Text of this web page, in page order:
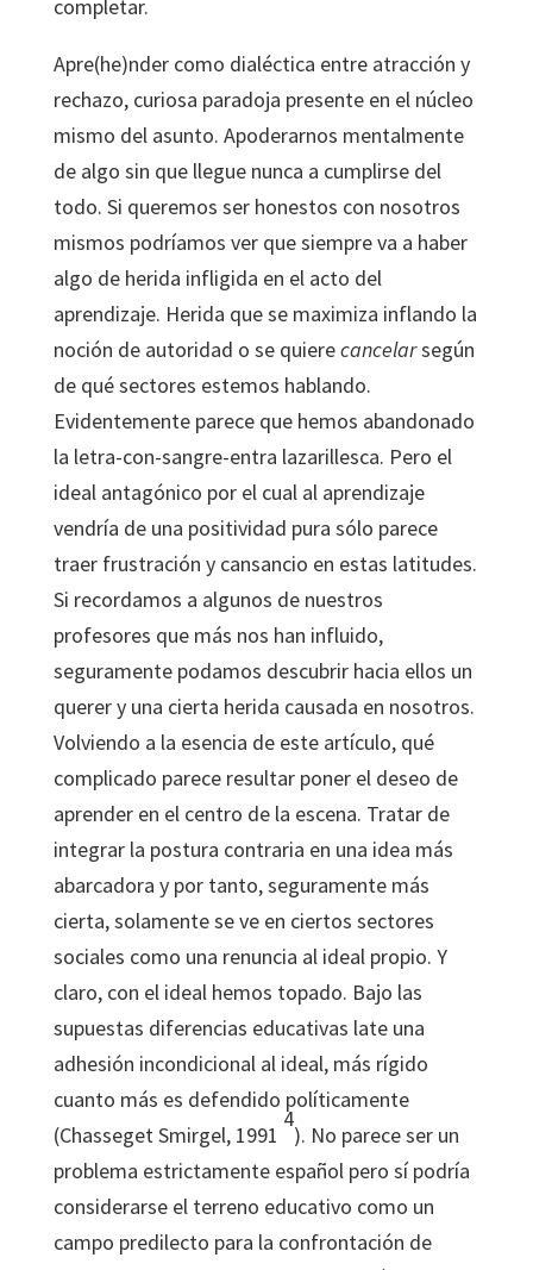
completar.
Apre(he)nder como dialéctica entre atracción y
rechazo, curiosa paradoja presente en el núcleo
mismo del asunto. Apoderarnos mentalmente
de algo sin que llegue nunca a cumplirse del
todo. Si queremos ser honestos con nosotros
mismos podríamos ver que siempre va a haber
algo de herida infligida en el acto del
aprendizaje. Herida que se maximiza inflando la
noción de autoridad o se quierecancelarsegún
de qué sectores estemos hablando.
Evidentemente parece que hemos abandonado
la letra-con-sangre-entra lazarillesca. Pero el
ideal antagónico por el cual al aprendizaje
vendría de una positividad pura sólo parece
traer frustración y cansancio en estas latitudes.
Si recordamos a algunos de nuestros
profesores que más nos han influido,
seguramente podamos descubrir hacia ellos un
querer y una cierta herida causada en nosotros.
Volviendo a la esencia de este artículo, qué
complicado parece resultar poner el deseo de
aprender en el centro de la escena. Tratar de
integrar la postura contraria en una idea más
abarcadora y por tanto, seguramente más
cierta, solamente se ve en ciertos sectores
sociales como una renuncia al ideal propio. Y
claro, con el ideal hemos topado. Bajo las
supuestas diferencias educativas late una
adhesión incondicional al ideal, más rígido
cuanto más es defendido políticamente
(Chasseget Smirgel, 1991
4
). No parece ser un
problema estrictamente español pero sí podría
considerarse el terreno educativo como un
campo predilecto para la confrontación de